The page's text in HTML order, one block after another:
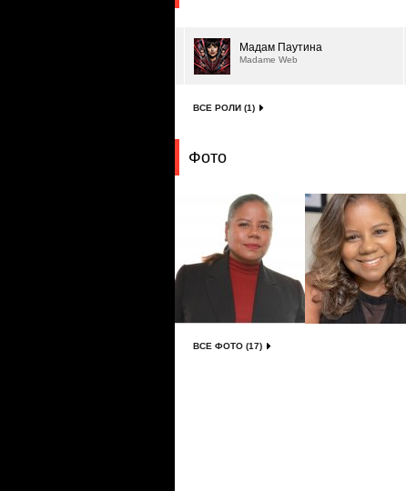
Мадам Паутина
Madame Web
ВСЕ РОЛИ (1)
Фото
ВСЕ ФОТО (17)